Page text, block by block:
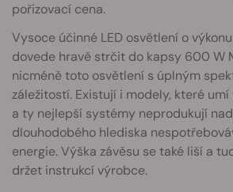
pořizovací cena.
Vysoce účinné LED osvětlení o
dovede hravě strčit do kapsy 600 W
nicméně toto osvětlení s úplným
záležitostí. Existují i modely, které
a ty nejlepší systémy neprodukují
dlouhodobého hlediska
energie. Výška závěsu se také liší a
držet instrukcí výrobce.